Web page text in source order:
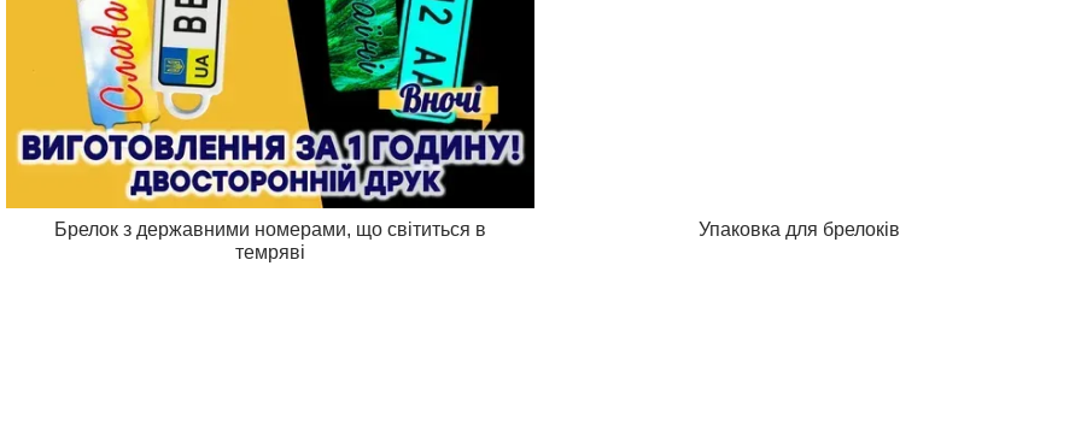
Брелок з державними номерами, що світиться в
темряві
Упаковка для брелоків